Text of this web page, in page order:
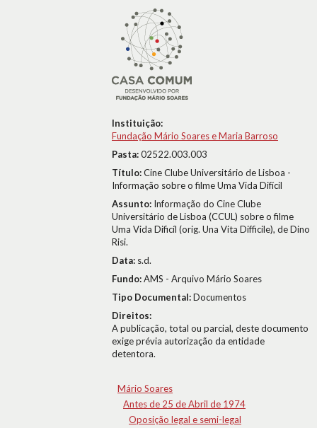
Instituição:
Fundação Mário Soares e Maria Barroso
Pasta:02522.003.003
Título:Cine Clube Universitário de Lisboa -
Informação sobre o filme Uma Vida Difícil
Assunto: Informação do Cine Clube
Universitário de Lisboa (CCUL) sobre o filme
Uma Vida Dificíl (orig. Una Vita Difficile), de Dino
Risi.
Data: s.d.
Fundo:AMS - Arquivo Mário Soares
Tipo Documental:Documentos
Direitos:
A publicação, total ou parcial, deste documento
exige prévia autorização da entidade
detentora.
Mário Soares
Antes de 25 de Abril de 1974
Oposição legal e semi-legal